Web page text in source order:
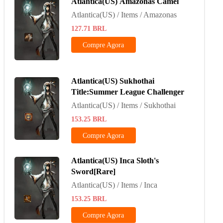
Atlantica(US) / Items / Amazonas
127.71 BRL
Compre Agora
Atlantica(US) Sukhothai
Title:Summer League Challenger
Atlantica(US) / Items / Sukhothai
153.25 BRL
Compre Agora
Atlantica(US) Inca Sloth's
Sword[Rare]
Atlantica(US) / Items / Inca
153.25 BRL
Compre Agora